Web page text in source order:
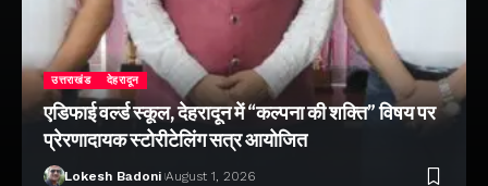
उत्तराखंड देहरादून
एडिफाई वर्ल्ड स्कूल, देहरादून में “कल्पना की शक्ति” विषय पर
प्रेरणादायक स्टोरीटेलिंग सत्र आयोजित
Lokesh Badoni August 1, 2026